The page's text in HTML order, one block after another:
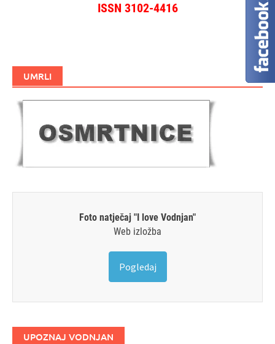
ISSN 3102-4416
UMRLI
Foto natječaj "I love Vodnjan"
Web izložba
Pogledaj
UPOZNAJ VODNJAN